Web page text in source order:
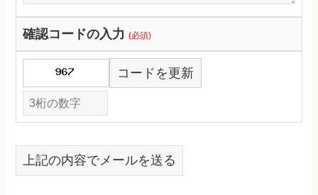
確認コードの入力(必須)
コードを更新
上記の内容でメールを送る